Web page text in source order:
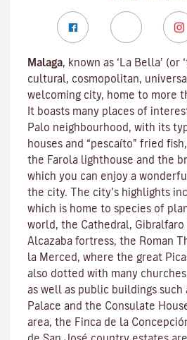
Malaga, known as ‘La Bella’ (or
cultural, cosmopolitan,
welcoming city, home to more
It boasts many places of
Palo neighbourhood, with its
houses and “pescaíto” fried
the Farola lighthouse and the
which you can enjoy a
the city. The city’s highlights
which is home to species of
world, the Cathedral, Gibralfaro
Alcazaba fortress, the Roman
la Merced, where the great
also dotted with many
as well as public buildings such
Palace and the Consulate
area, the Finca de la